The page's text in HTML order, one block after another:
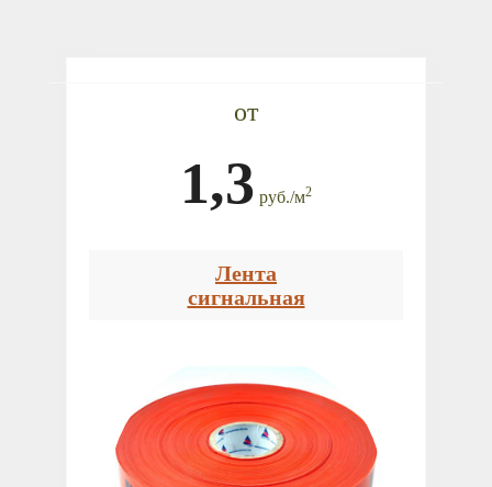
от
1,3 руб./м2
Лента
сигнальная